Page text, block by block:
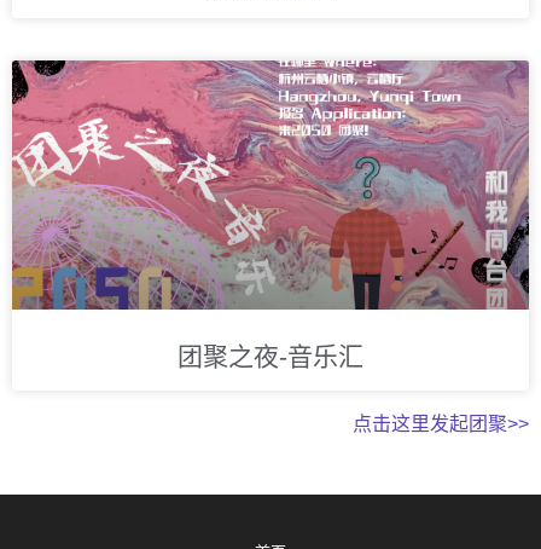
团聚之夜-音乐汇
点击这里发起团聚>>